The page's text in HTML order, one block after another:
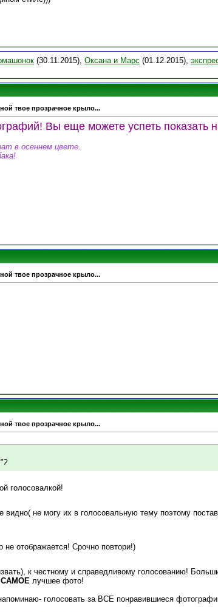
(30.11.2015), Оксана и Марс (01.12.2015),
твое прозрачное крыло...
Вы еще можете успеть показать
в осеннем цвете.
твое прозрачное крыло...
твое прозрачное крыло...
голосовалкой!
не могу их в голосовальную тему поэтому
отображается! Срочно повтори!)
к честному и справедливому голосованию!
САМОЕ лучшее фото!
голосовать за ВСЕ понравившиеся